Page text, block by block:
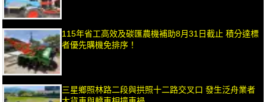
115年省工高效及碳匯農機補助8月31日截止 積分達標
者優先購機免排序！
三星鄉照林路二段與拱照十二路交叉口 發生泛舟業者